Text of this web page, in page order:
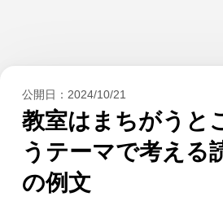
公開日： 2024/10/21
教室はまちがうと
うテーマで考える
の例文